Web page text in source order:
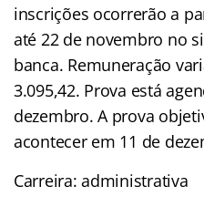
inscrições ocorrerão a
até 22 de novembro no
banca. Remuneração
3.095,42. Prova está
dezembro. A prova
acontecer em 11 de
Carreira: administrativa